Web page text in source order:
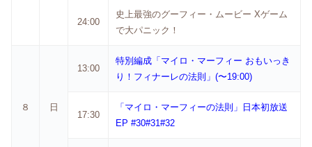
24:00
史上最強のグーフィー・ムービー Xゲーム
で大パニック！
８ 日
13:00
特別編成「マイロ・マーフィー おもいっき
り！フィナーレの法則」(〜19:00)
17:30
「マイロ・マーフィーの法則」日本初放送
EP #30#31#32